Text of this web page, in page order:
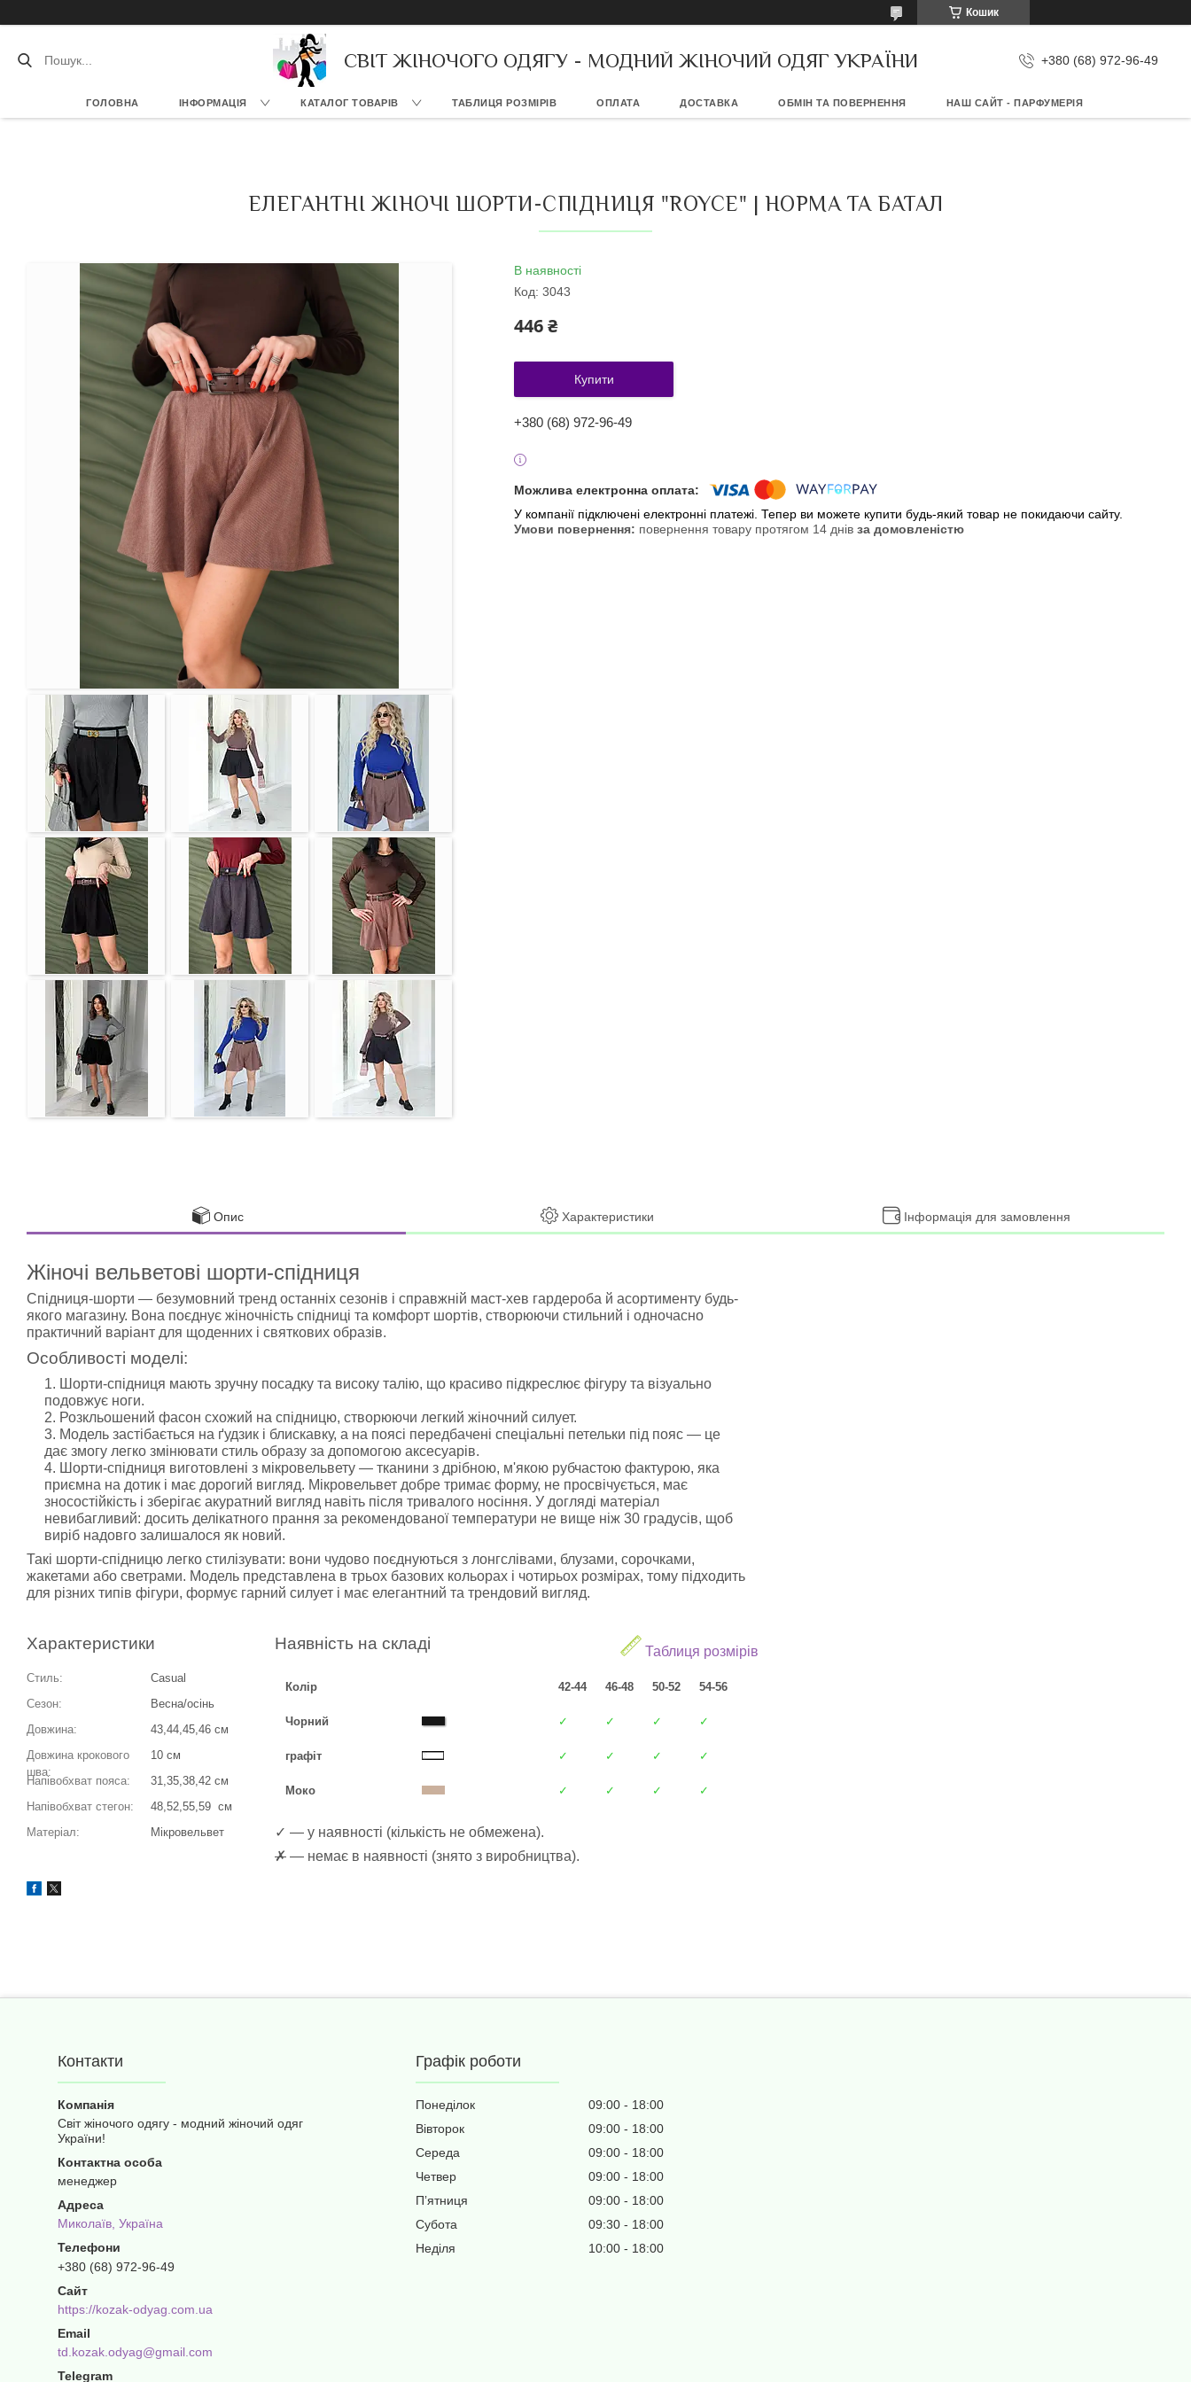
Кошик
СВІТ ЖІНОЧОГО ОДЯГУ - МОДНИЙ ЖІНОЧИЙ ОДЯГ УКРАЇНИ +380 (68) 972-96-49
ГОЛОВНА ІНФОРМАЦІЯ КАТАЛОГ ТОВАРІВ ТАБЛИЦЯ РОЗМІРІВ ОПЛАТА ДОСТАВКА ОБМІН ТА ПОВЕРНЕННЯ НАШ САЙТ - ПАРФУМЕРІЯ
ЕЛЕГАНТНІ ЖІНОЧІ ШОРТИ-СПІДНИЦЯ "ROYCE" | НОРМА ТА БАТАЛ
В наявності
Код: 3043
446 ₴
Купити
+380 (68) 972-96-49
У компанії підключені електронні платежі. Тепер ви можете купити будь-який товар не покидаючи сайту.
повернення товару протягом 14 днів за домовленістю
Опис Характеристики Інформація для замовлення
Жіночі вельветові шорти-спідниця
Спідниця-шорти — безумовний тренд останніх сезонів і справжній маст-хев гардероба й асортименту будь-
якого магазину. Вона поєднує жіночність спідниці та комфорт шортів, створюючи стильний і одночасно
практичний варіант для щоденних і святкових образів.
Особливості моделі:
Шорти-спідниця мають зручну посадку та високу талію, що красиво підкреслює фігуру та візуально
подовжує ноги.
Розкльошений фасон схожий на спідницю, створюючи легкий жіночний силует.
Модель застібається на ґудзик і блискавку, а на поясі передбачені спеціальні петельки під пояс — це
дає змогу легко змінювати стиль образу за допомогою аксесуарів.
Шорти-спідниця виготовлені з мікровельвету — тканини з дрібною, м'якою рубчастою фактурою, яка
приємна на дотик і має дорогий вигляд. Мікровельвет добре тримає форму, не просвічується, має
зносостійкість і зберігає акуратний вигляд навіть після тривалого носіння. У догляді матеріал
невибагливий: досить делікатного прання за рекомендованої температури не вище ніж 30 градусів, щоб
виріб надовго залишалося як новий.
Такі шорти-спідницю легко стилізувати: вони чудово поєднуються з лонгслівами, блузами, сорочками,
жакетами або светрами. Модель представлена в трьох базових кольорах і чотирьох розмірах, тому підходить
для різних типів фігури, формує гарний силует і має елегантний та трендовий вигляд.
Характеристики
Стиль:
Casual
Сезон:
Весна/осінь
Довжина:
43,44,45,46 см
Довжина крокового
шва:
10 см
Напівобхват пояса:
31,35,38,42 см
Напівобхват стегон:
48,52,55,59 см
Матеріал:
Мікровельвет
Таблиця розмірів
Наявність на складі
Колір 42-44 46-48 50-52 54-56
Чорний ✓ ✓ ✓ ✓
графіт ✓ ✓ ✓ ✓
Моко ✓ ✓ ✓ ✓
✓ — у наявності (кількість не обмежена).
✗ — немає в наявності (знято з виробництва).
Контакти
Світ жіночого одягу - модний жіночий одяг
України!
менеджер
Миколаїв, Україна
+380 (68) 972-96-49
https://kozak-odyag.com.ua
td.kozak.odyag@gmail.com
Графік роботи
Понеділок 09:00
18:00
Вівторок
09:00
18:00
Середа
09:00
18:00
Четвер
09:00
18:00
Пʼятниця
09:00
18:00
Субота
09:30
18:00
Неділя
10:00 18:00